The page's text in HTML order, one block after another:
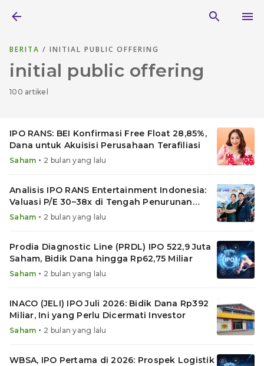
BERITA / INITIAL PUBLIC OFFERING
initial public offering
100 artikel
IPO RANS: BEI Konfirmasi Free Float 28,85%,
Dana untuk Akuisisi Perusahaan Terafiliasi
Saham • 2 bulan yang lalu
Analisis IPO RANS Entertainment Indonesia:
Valuasi P/E 30–38x di Tengah Penurunan
Laba
Saham • 2 bulan yang lalu
Prodia Diagnostic Line (PRDL) IPO 522,9 Juta
Saham, Bidik Dana hingga Rp62,75 Miliar
Saham • 2 bulan yang lalu
INACO (JELI) IPO Juli 2026: Bidik Dana Rp392
Miliar, Ini yang Perlu Dicermati Investor
Saham • 2 bulan yang lalu
WBSA, IPO Pertama di 2026: Prospek Logistik